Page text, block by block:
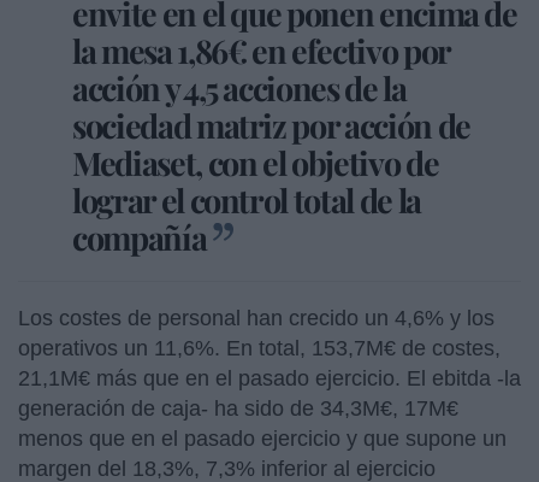
envite en el que ponen encima de
la mesa 1,86€ en efectivo por
acción y 4,5 acciones de la
sociedad matriz por acción de
Mediaset, con el objetivo de
lograr el control total de la
compañía
Los costes de personal han crecido un 4,6% y los
operativos un 11,6%. En total, 153,7M€ de costes,
21,1M€ más que en el pasado ejercicio. El ebitda -la
generación de caja- ha sido de 34,3M€, 17M€
menos que en el pasado ejercicio y que supone un
margen del 18,3%, 7,3% inferior al ejercicio